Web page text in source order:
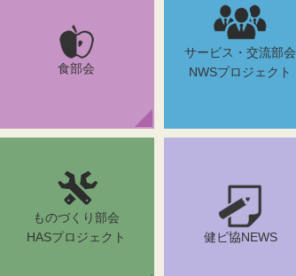
食部会
サービス・交流部会
NWSプロジェクト
ものづくり部会
HASプロジェクト
健ビ協NEWS